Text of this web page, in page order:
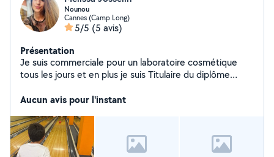
Nounou
Cannes (Camp Long)
5/5 (5 avis)
Présentation
Je suis commerciale pour un laboratoire cosmétique
tous les jours et en plus je suis Titulaire du diplôme
loulous. Je suis organisée, patiente, à l'écoute :)
Aucun avis pour l'instant